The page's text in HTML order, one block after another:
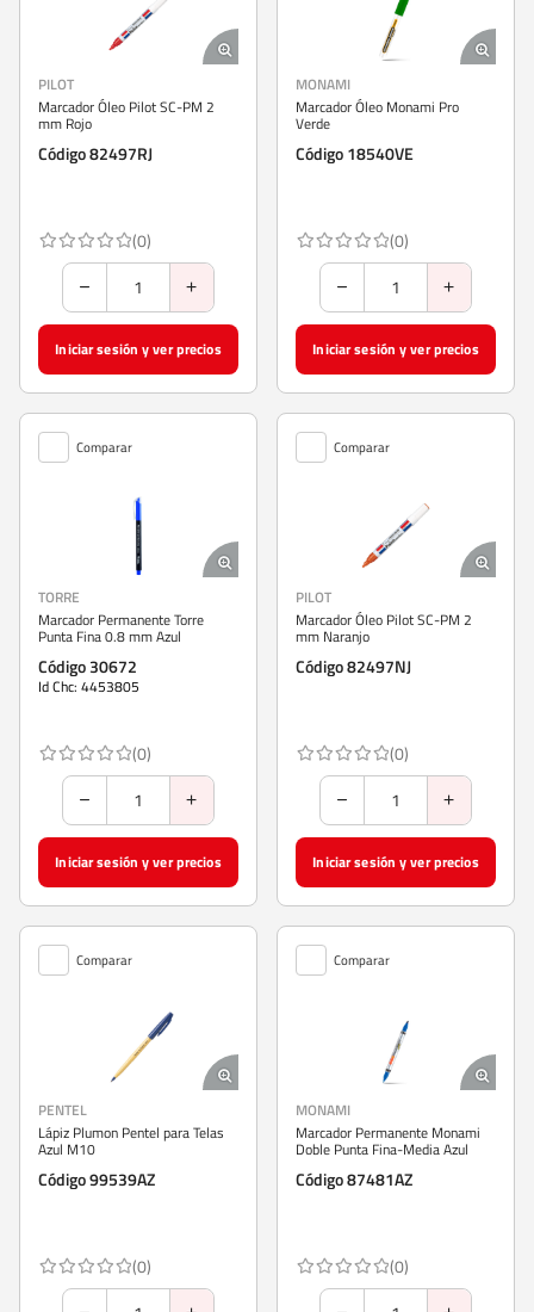
PILOT
Marcador Óleo Pilot SC-PM 2
mm Rojo
Código 82497RJ
(0)
Iniciar sesión y ver precios
MONAMI
Marcador Óleo Monami Pro
Verde
Código 18540VE
(0)
Iniciar sesión y ver precios
Comparar
TORRE
Marcador Permanente Torre
Punta Fina 0.8 mm Azul
Código 30672
Id Chc: 4453805
(0)
Iniciar sesión y ver precios
Comparar
PILOT
Marcador Óleo Pilot SC-PM 2
mm Naranjo
Código 82497NJ
(0)
Iniciar sesión y ver precios
Comparar
PENTEL
Lápiz Plumon Pentel para Telas
Azul M10
Código 99539AZ
(0)
Comparar
MONAMI
Marcador Permanente Monami
Doble Punta Fina-Media Azul
Código 87481AZ
(0)